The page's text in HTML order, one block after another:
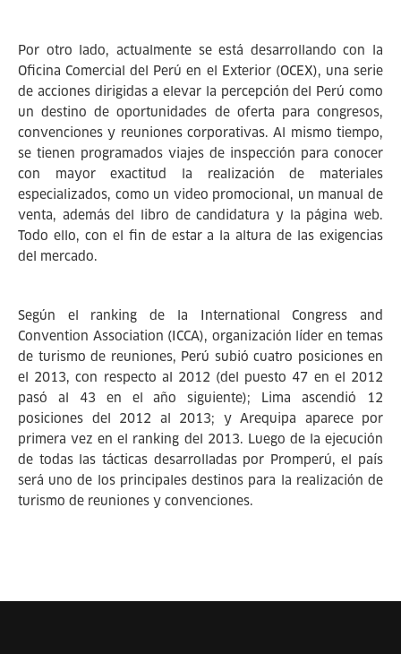
Por otro lado, actualmente se está desarrollando con la
Oficina Comercial del Perú en el Exterior (OCEX), una serie
de acciones dirigidas a elevar la percepción del Perú como
un destino de oportunidades de oferta para congresos,
convenciones y reuniones corporativas. Al mismo tiempo,
se tienen programados viajes de inspección para conocer
con mayor exactitud la realización de materiales
especializados, como un video promocional, un manual de
venta, además del libro de candidatura y la página web.
Todo ello, con el fin de estar a la altura de las exigencias
del mercado.
Según el ranking de la International Congress and
Convention Association (ICCA), organización líder en temas
de turismo de reuniones, Perú subió cuatro posiciones en
el 2013, con respecto al 2012 (del puesto 47 en el 2012
pasó al 43 en el año siguiente); Lima ascendió 12
posiciones del 2012 al 2013; y Arequipa aparece por
primera vez en el ranking del 2013. Luego de la ejecución
de todas las tácticas desarrolladas por Promperú, el país
será uno de los principales destinos para la realización de
turismo de reuniones y convenciones.